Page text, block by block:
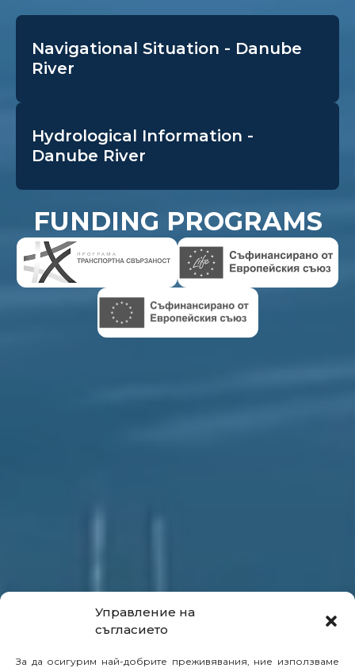
Управление на
съгласието
За да осигурим най-добрите преживявания, ние използваме
Navigational Situation - Danube
River
Hydrological Information -
Danube River
FUNDING PROGRAMS